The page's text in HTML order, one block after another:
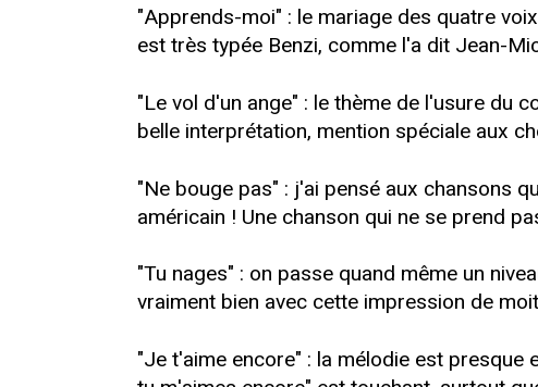
"Apprends-moi" : le mariage des quatre
est très typée Benzi, comme l'a dit Jean-
"Le vol d'un ange" : le thème de l'usure du
belle interprétation, mention spéciale aux
"Ne bouge pas" : j'ai pensé aux chansons
américain ! Une chanson qui ne se prend
"Tu nages" : on passe quand même un
vraiment bien avec cette impression de
"Je t'aime encore" : la mélodie est presque